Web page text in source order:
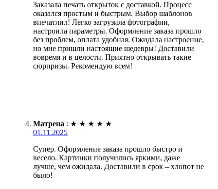
Заказала печать открыток с доставкой. Процесс
оказался простым и быстрым. Выбор шаблонов
впечатлил! Легко загрузила фотографии,
настроила параметры. Оформление заказа прошло
без проблем, оплата удобная. Ожидала настроение,
но мне пришли настоящие шедевры! Доставили
вовремя и в целости. Приятно открывать такие
сюрпризы. Рекомендую всем!
Матрена : ★ ★ ★ ★ ★
01.11.2025
Супер. Оформление заказа прошло быстро и
весело. Картинки получились яркими, даже
лучше, чем ожидала. Доставили в срок – хлопот не
было!